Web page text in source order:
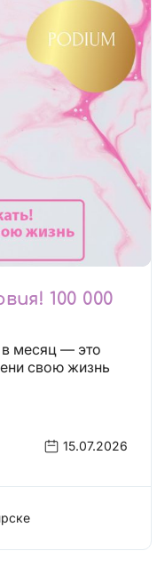
100 000
месяц — это
свою жизнь
15.07.2026